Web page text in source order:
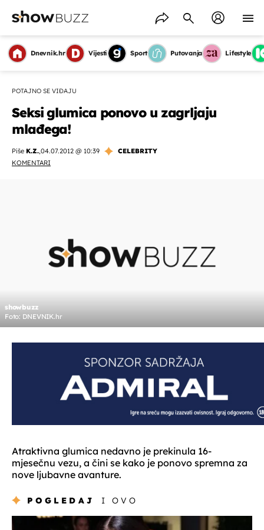
Dnevnik.hr Vijesti Sport Putovanja Lifestyle
POTAJNO SE VIĐAJU
Seksi glumica ponovo u zagrljaju
mlađega!
Piše K.Z.,04.07.2012 @ 10:39
CELEBRITY
KOMENTARI
showbuzz
Foto: DNEVNIK.hr
Atraktivna glumica nedavno je prekinula 16-
mjesečnu vezu, a čini se kako je ponovo spremna za
nove ljubavne avanture.
POGLEDAJ I OVO